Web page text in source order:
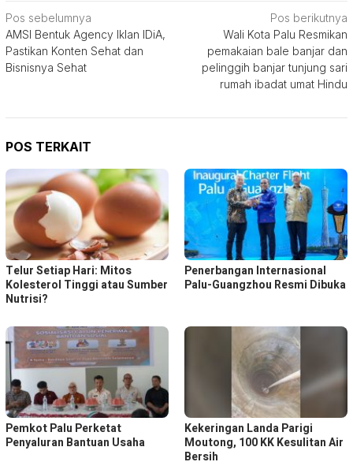
Navigasi
pos
Pos sebelumnya
AMSI Bentuk Agency Iklan IDiA,
Pastikan Konten Sehat dan
Bisnisnya Sehat
Pos berikutnya
Wali Kota Palu Resmikan
pemakaian bale banjar dan
pelinggih banjar tunjung sari
rumah ibadat umat Hindu
POS TERKAIT
Telur Setiap Hari: Mitos
Kolesterol Tinggi atau Sumber
Nutrisi?
Penerbangan Internasional
Palu-Guangzhou Resmi Dibuka
Pemkot Palu Perketat
Penyaluran Bantuan Usaha
Kekeringan Landa Parigi
Moutong, 100 KK Kesulitan Air
Bersih